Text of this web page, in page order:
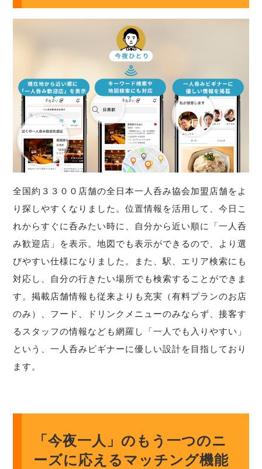
全国約３３００店舗の全日本一人呑み協会加盟店舗をよ
り探しやすくなりました。位置情報を活用して、今日こ
れからすぐに呑みたい時に、自分から近い順に「一人呑
み歓迎店」を表示。地図でも表示ができるので、より選
びやすい仕様になりました。また、駅、エリア検索にも
対応し、自分の行きたい場所でも検索することができま
す。掲載店舗情報も従来よりも充実（有料プランのお店
のみ）、フード、ドリンクメニューのみならず、接客す
るスタッフの情報なども網羅し「一人でも入りやすい」
という、一人呑みビギナーに優しい設計を目指しており
ます。
「今夜一人」のもう一つのニ
ーズに応えるマッチング機能